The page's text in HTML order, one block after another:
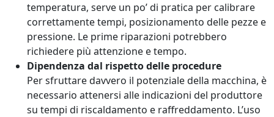
temperatura, serve un po’ di pratica per calibrare
correttamente tempi, posizionamento delle pezze e
pressione. Le prime riparazioni potrebbero
richiedere più attenzione e tempo.
Dipendenza dal rispetto delle procedure
Per sfruttare davvero il potenziale della macchina, è
necessario attenersi alle indicazioni del produttore
su tempi di riscaldamento e raffreddamento. L’uso